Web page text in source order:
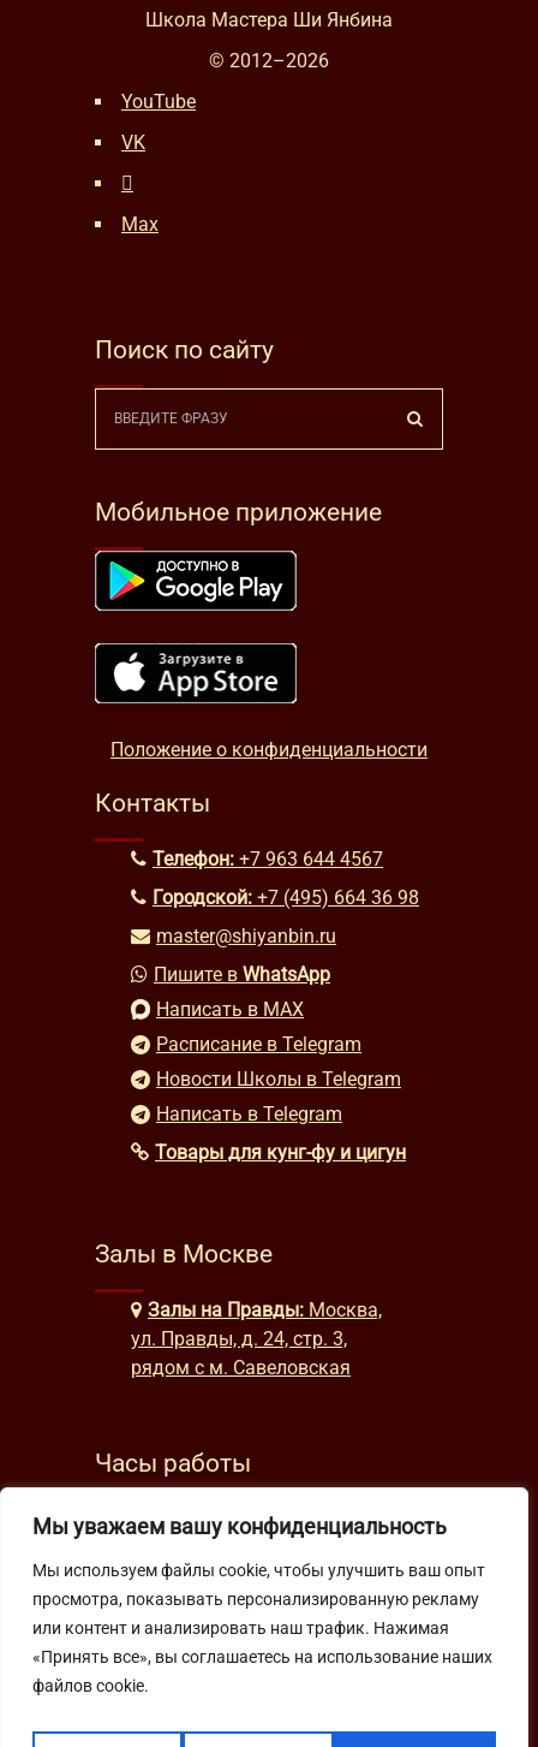
Мы уважаем вашу конфиденциальность
Мы используем файлы cookie, чтобы улучшить ваш опыт
просмотра, показывать персонализированную рекламу
или контент и анализировать наш трафик. Нажимая
«Принять все», вы соглашаетесь на использование наших
файлов cookie.
Школа Мастера Ши Янбина
© 2012–2026
YouTube
VK
Max
Поиск по сайту
Мобильное приложение
Положение о конфиденциальности
Контакты
Телефон: +7 963 644 4567
Городской: +7 (495) 664 36 98
master@shiyanbin.ru
Пишите в WhatsApp
Написать в MAX
Расписание в Telegram
Новости Школы в Telegram
Написать в Telegram
Товары для кунг-фу и цигун
Залы в Москве
Залы на Правды: Москва,
ул. Правды, д. 24, стр. 3,
рядом с м. Савеловская
Часы работы
будни: с 9:00 до 22:00
Подпишитесь на нашу рассылку